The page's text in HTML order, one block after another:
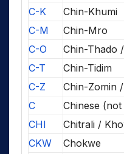
C-K
Chin-Khumi
C-M
Chin-Mro
C-O
Chin-Thado
C-T
Chin-Tidim
C-Z
Chin-Zomin
C
Chinese
CHI
Chitrali /
CKW
Chokwe